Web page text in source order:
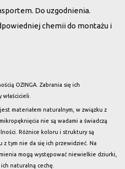
Do uzgodnienia.
chemii do montażu i
OZINGA. Zabrania się ich
materiałem naturalnym, w związku z
nie są wadami a świadczą
Różnice koloru i struktury są
z tym nie da się ich przewidzieć. Na
mogą występować niewielkie dziurki,
naturalną cechę.